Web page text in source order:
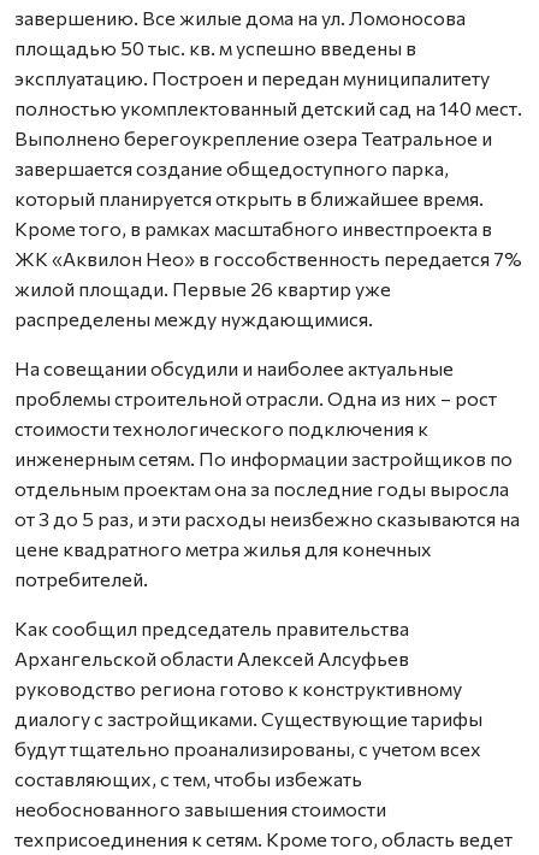
завершению. Все жилые дома на ул. Ломоносова
площадью 50 тыс. кв. м успешно введены в
эксплуатацию. Построен и передан муниципалитету
полностью укомплектованный детский сад на 140 мест.
Выполнено берегоукрепление озера Театральное и
завершается создание общедоступного парка,
который планируется открыть в ближайшее время.
Кроме того, в рамках масштабного инвестпроекта в
ЖК «Аквилон Нео» в госсобственность передается 7%
жилой площади. Первые 26 квартир уже
распределены между нуждающимися.
На совещании обсудили и наиболее актуальные
проблемы строительной отрасли. Одна из них – рост
стоимости технологического подключения к
инженерным сетям. По информации застройщиков по
отдельным проектам она за последние годы выросла
от 3 до 5 раз, и эти расходы неизбежно сказываются на
цене квадратного метра жилья для конечных
потребителей.
Как сообщил председатель правительства
Архангельской области Алексей Алсуфьев
руководство региона готово к конструктивному
диалогу с застройщиками. Существующие тарифы
будут тщательно проанализированы, с учетом всех
составляющих, с тем, чтобы избежать
необоснованного завышения стоимости
техприсоединения к сетям. Кроме того, область ведет